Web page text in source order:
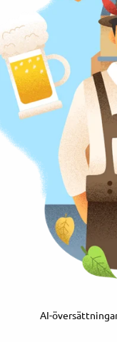
AI-